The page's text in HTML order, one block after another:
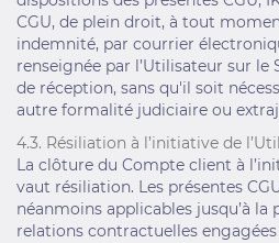
CGU, de plein droit, à tout
indemnité, par courrier
renseignée par l’Utilisateur sur le
de réception, sans qu'il soit
autre formalité judiciaire ou
4.3. Résiliation à l’initiative de
La clôture du Compte client à
vaut résiliation. Les présentes
néanmoins applicables jusqu’à
relations contractuelles